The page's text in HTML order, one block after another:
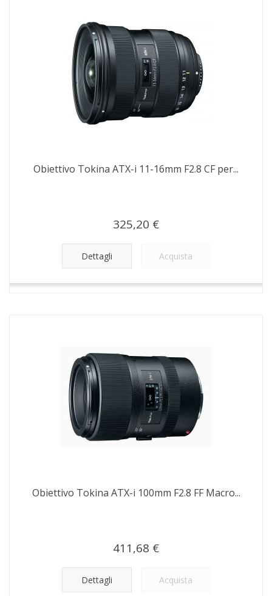
Obiettivo Tokina ATX-i 11-16mm F2.8 CF per...
325,20 €
Dettagli Acquista
Obiettivo Tokina ATX-i 100mm F2.8 FF Macro...
411,68 €
Dettagli Acquista